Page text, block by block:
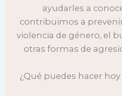
ayudarles a
contribuimos a
violencia de género, el
otras formas de
¿Qué puedes hacer